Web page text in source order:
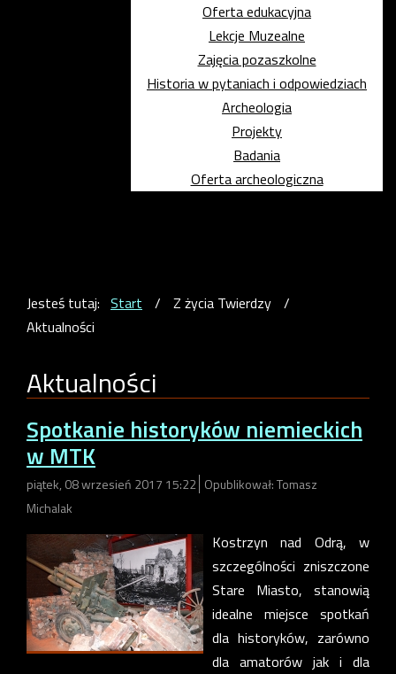
Oferta edukacyjna
Lekcje Muzealne
Zajęcia pozaszkolne
Historia w pytaniach i odpowiedziach
Archeologia
Projekty
Badania
Oferta archeologiczna
Jesteś tutaj: Start / Z życia Twierdzy /
Aktualności
Aktualności
Spotkanie historyków niemieckich
w MTK
piątek, 08 wrzesień 2017 15:22 Opublikował: Tomasz
Michalak
Kostrzyn nad Odrą, w
szczególności zniszczone
Stare Miasto, stanowią
idealne miejsce spotkań
dla historyków, zarówno
dla amatorów jak i dla